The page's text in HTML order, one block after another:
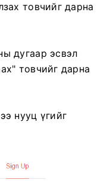
товчийг дарна
дугаар эсвэл
товчийг дарна
нууц үгийг